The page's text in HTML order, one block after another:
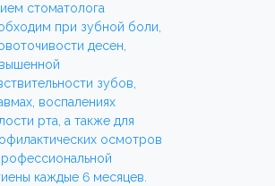
стоматолога
при зубной боли,
десен,
зубов,
воспалениях
рта, а также для
осмотров
каждые 6 месяцев.